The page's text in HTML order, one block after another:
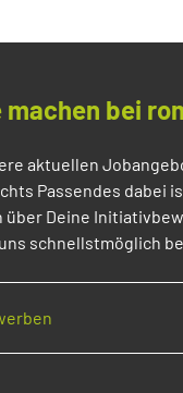
bei
aktuellen
Passendes dabei
über Deine
schnellstmöglich